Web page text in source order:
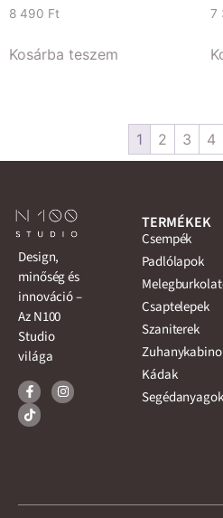
8 490 Ft
Kosárba teszem
7
1 2 3 4
Design,
minőség és
innováció –
Az N100
Studio
világa
TERMÉKEK
Csempék
Padlólapok
Csaptelepek
Szaniterek
Kádak
Segédanyagok